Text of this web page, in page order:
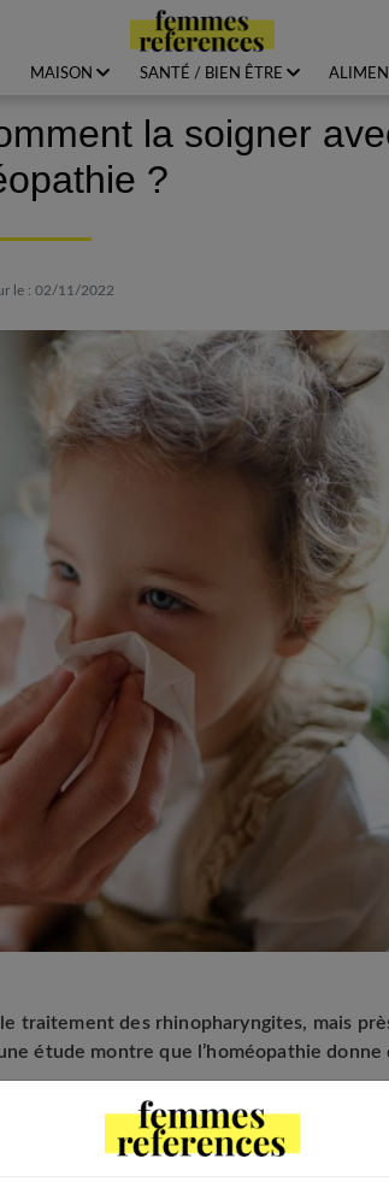
MAISON SANTÉ / BIEN ÊTRE
la soigner
?
le : 02/11/2022
traitement des rhinopharyngites, mais
étude montre que l’homéopathie donne
millions de consultations chaque année.